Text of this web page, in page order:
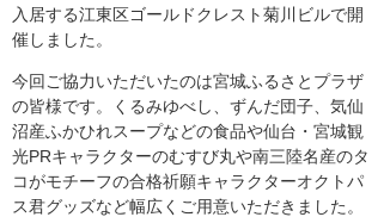
入居する江東区ゴールドクレスト菊川ビルで開
催しました。
今回ご協力いただいたのは宮城ふるさとプラザ
の皆様です。くるみゆべし、ずんだ団子、気仙
沼産ふかひれスープなどの食品や仙台・宮城観
光PRキャラクターのむすび丸や南三陸名産のタ
コがモチーフの合格祈願キャラクターオクトパ
ス君グッズなど幅広くご用意いただきました。